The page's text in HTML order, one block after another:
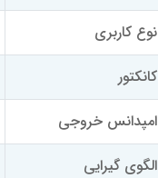
نوع کاربری
کانکتور
امپدانس خروجی
الگوی گیرایی